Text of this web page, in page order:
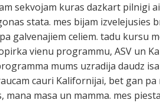
sekvojam kuras dazkart pilnigi
stata. mes bijam izvelejusies
galvenajiem celiem. tadu kursu
vienu programmu, ASV un
mums uzradija daudz
cauri Kalifornijai, bet gan pa
masa un mamma. mes